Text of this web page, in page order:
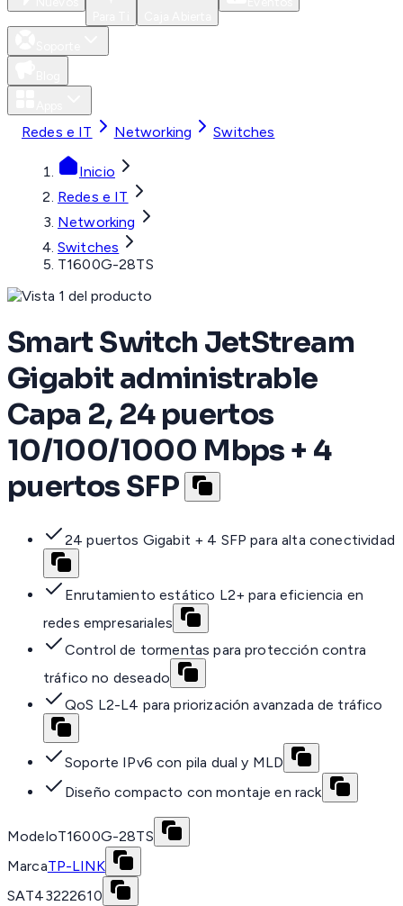
Redes e IT Networking Switches
Inicio
Redes e IT
Networking
Switches
T1600G-28TS
Smart Switch JetStream
Gigabit administrable
Capa 2, 24 puertos
10/100/1000 Mbps + 4
puertos SFP
24 puertos Gigabit + 4 SFP para alta conectividad
Enrutamiento estático L2+ para eficiencia en
redes empresariales
Control de tormentas para protección contra
tráfico no deseado
QoS L2-L4 para priorización avanzada de tráfico
Soporte IPv6 con pila dual y MLD
Diseño compacto con montaje en rack
ModeloT1600G-28TS
MarcaTP-LINK
SAT43222610